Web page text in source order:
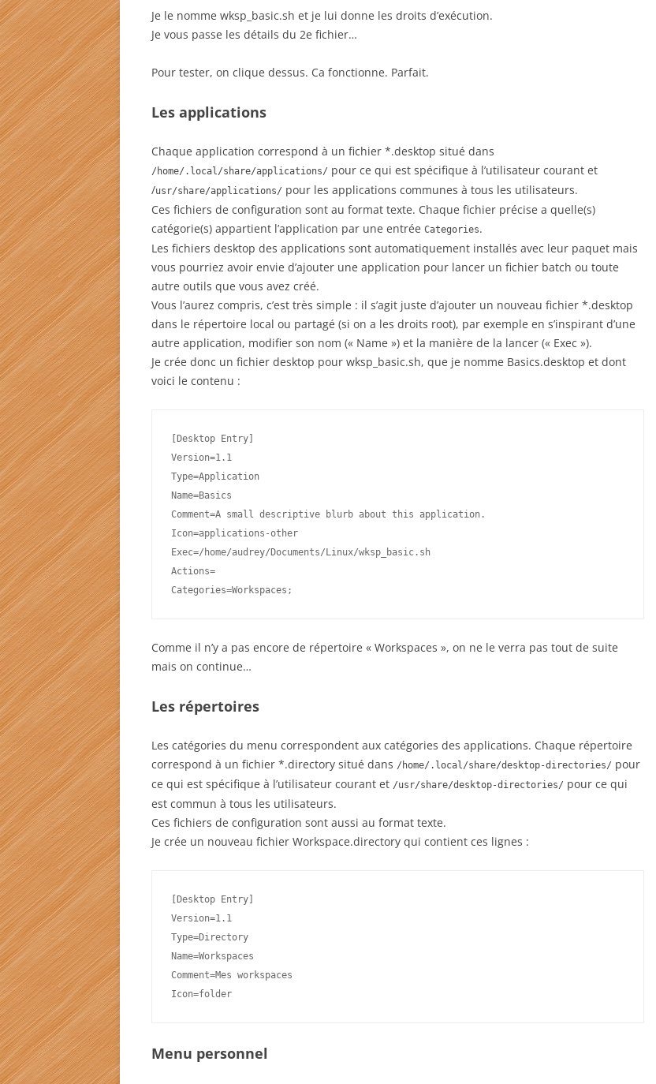
Je le nomme wksp_basic.sh et je lui donne les droits d’exécution.
Je vous passe les détails du 2e fichier…
Pour tester, on clique dessus. Ca fonctionne. Parfait.
Les applications
Chaque application correspond à un fichier *.desktop situé dans
/home/.local/share/applications/ pour ce qui est spécifique à l’utilisateur courant et
/usr/share/applications/ pour les applications communes à tous les utilisateurs.
Ces fichiers de configuration sont au format texte. Chaque fichier précise a quelle(s)
catégorie(s) appartient l’application par une entrée Categories.
Les fichiers desktop des applications sont automatiquement installés avec leur paquet mais
vous pourriez avoir envie d’ajouter une application pour lancer un fichier batch ou toute
autre outils que vous avez créé.
Vous l’aurez compris, c’est très simple : il s’agit juste d’ajouter un nouveau fichier *.desktop
dans le répertoire local ou partagé (si on a les droits root), par exemple en s’inspirant d’une
autre application, modifier son nom (« Name ») et la manière de la lancer (« Exec »).
Je crée donc un fichier desktop pour wksp_basic.sh, que je nomme Basics.desktop et dont
voici le contenu :
[Desktop Entry]
Version=1.1
Type=Application
Name=Basics
Comment=A small descriptive blurb about this application.
Icon=applications-other
Exec=/home/audrey/Documents/Linux/wksp_basic.sh
Actions=
Categories=Workspaces;
Comme il n’y a pas encore de répertoire « Workspaces », on ne le verra pas tout de suite
mais on continue…
Les répertoires
Les catégories du menu correspondent aux catégories des applications. Chaque répertoire
correspond à un fichier *.directory situé dans /home/.local/share/desktop-directories/ pour
ce qui est spécifique à l’utilisateur courant et /usr/share/desktop-directories/ pour ce qui
est commun à tous les utilisateurs.
Ces fichiers de configuration sont aussi au format texte.
Je crée un nouveau fichier Workspace.directory qui contient ces lignes :
[Desktop Entry]
Version=1.1
Type=Directory
Name=Workspaces
Comment=Mes workspaces
Icon=folder
Menu personnel